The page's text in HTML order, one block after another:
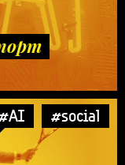
#social